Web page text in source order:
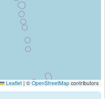
Leaflet | © OpenStreetMap contributors